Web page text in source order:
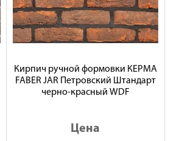
Кирпич ручной формовки КЕРМА
FABER JAR Петровский Штандарт
черно-красный WDF
Цена